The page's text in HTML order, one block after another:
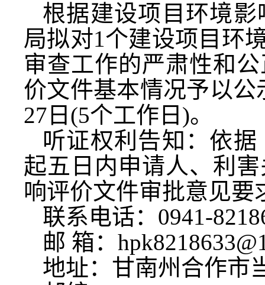
根据建设项目环境
局拟对1个建设项目环
审查工作的严肃性和
价文件基本情况予以公
27日(5个工作日)。
听证权利告知：依
起五日内申请人、利
响评价文件审批意见要
联系电话：0941-
邮 箱：
地址：甘南州合作市